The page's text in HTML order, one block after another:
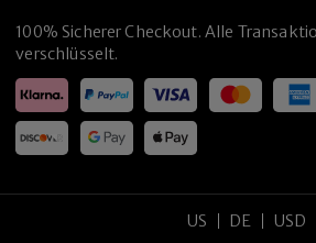
100% Sicherer Checkout. Alle
verschlüsselt.
US DE USD